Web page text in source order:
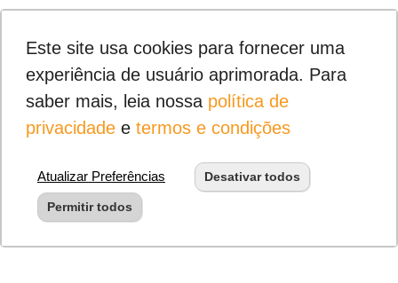
Este site usa cookies para fornecer uma
experiência de usuário aprimorada. Para
saber mais, leia nossa política de
privacidadee termos e condições
Atualizar Preferências Desativar todos
Permitir todos